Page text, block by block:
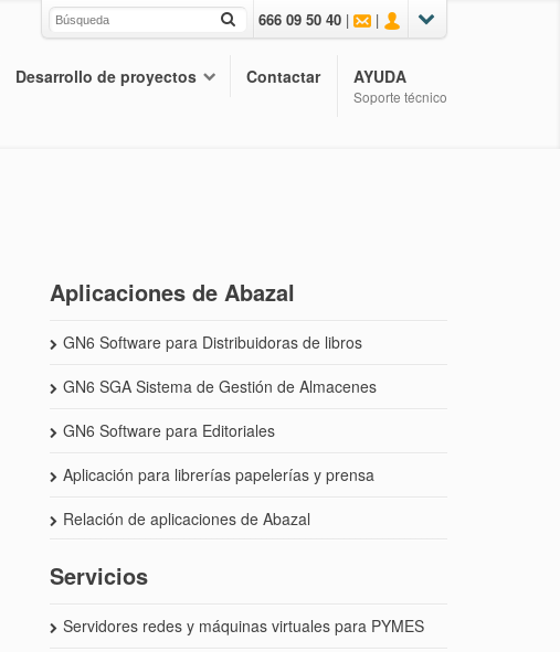
666 09 50 40 | |
Desarrollo de proyectos Contactar AYUDA
Soporte técnico
Aplicaciones de Abazal
GN6 Software para Distribuidoras de libros
GN6 SGA Sistema de Gestión de Almacenes
GN6 Software para Editoriales
Aplicación para librerías papelerías y prensa
Relación de aplicaciones de Abazal
Servicios
Servidores redes y máquinas virtuales para PYMES